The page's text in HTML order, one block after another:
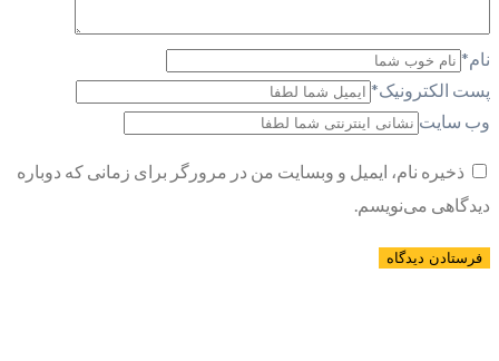
نام*
پست الکترونیک*
وب سایت
ذخیره نام، ایمیل و وبسایت من در مرورگر برای زمانی که دوباره
دیدگاهی می‌نویسم.